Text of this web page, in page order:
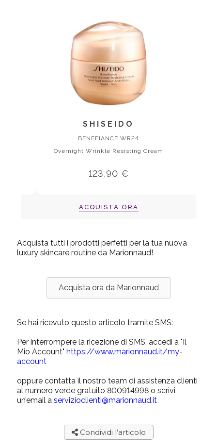
SHISEIDO
BENEFIANCE WR24
Overnight Wrinkle Resisting Cream
123,90 €
ACQUISTA ORA
Acquista tutti i prodotti perfetti per la tua nuova
luxury skincare routine da Marionnaud!
Acquista ora da Marionnaud
Se hai ricevuto questo articolo tramite SMS:
Per interrompere la ricezione di SMS, accedi a "Il
Mio Account" https://www.marionnaud.it/my-
account
oppure contatta il nostro team di assistenza clienti
al numero verde gratuito 800914998 o scrivi
un’email a servizioclienti@marionnaud.it
Condividi l’articolo